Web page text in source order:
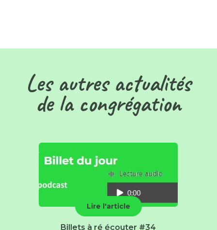
Les autres actualités
de la congrégation
Lire l'article
Billets à ré écouter #34